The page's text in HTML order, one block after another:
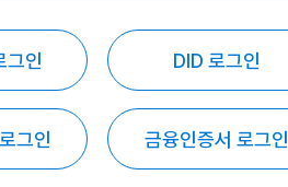
그인 DID 로그인
그인 금융인증서 로그인